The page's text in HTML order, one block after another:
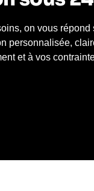
on vous répond
personnalisée,
et à vos